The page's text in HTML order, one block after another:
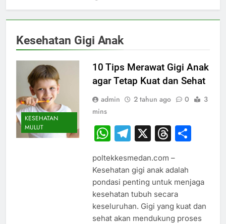
Kesehatan Gigi Anak
KESEHATAN
MULUT
10 Tips Merawat Gigi Anak
agar Tetap Kuat dan Sehat
admin 2 tahun ago 0
3
mins
WhatsApp
Telegram
X
poltekkesmedan.com –
Kesehatan gigi anak adalah
pondasi penting untuk menjaga
kesehatan tubuh secara
keseluruhan. Gigi yang kuat dan
sehat akan mendukung proses